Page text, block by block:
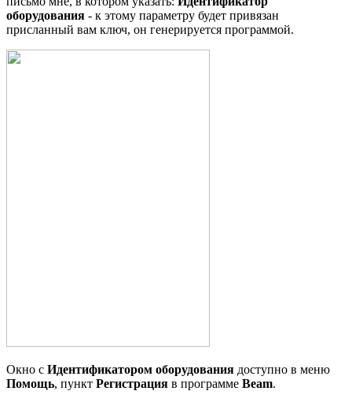
оборудования - к этому параметру будет привязан
присланный вам ключ, он генерируется программой.
Окно с Идентификатором оборудования доступно в меню
Помощь, пункт Регистрация в программе Beam.